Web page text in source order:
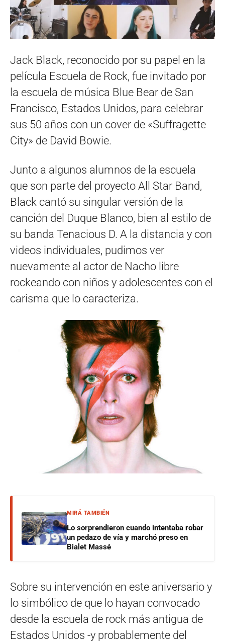
Jack Black, reconocido por su papel en la
película Escuela de Rock, fue invitado por
la escuela de música Blue Bear de San
Francisco, Estados Unidos, para celebrar
sus 50 años con un cover de «Suffragette
City» de David Bowie.
Junto a algunos alumnos de la escuela
que son parte del proyecto All Star Band,
Black cantó su singular versión de la
canción del Duque Blanco, bien al estilo de
su banda Tenacious D. A la distancia y con
videos individuales, pudimos ver
nuevamente al actor de Nacho libre
rockeando con niños y adolescentes con el
carisma que lo caracteriza.
MIRÁ TAMBIÉN
Lo sorprendieron cuando intentaba robar
un pedazo de vía y marchó preso en
Bialet Massé
Sobre su intervención en este aniversario y
lo simbólico de que lo hayan convocado
desde la escuela de rock más antigua de
Estados Unidos -y probablemente del